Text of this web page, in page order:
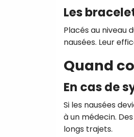
Les
Placés au niveau
nausées. Leur
Quand
En cas de
Si les nausées
à un médecin.
longs trajets.